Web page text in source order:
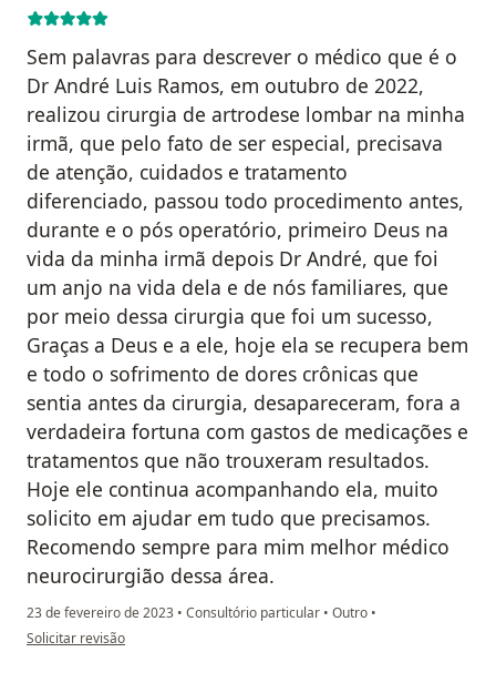
Sem palavras para descrever o médico que é o
Dr André Luis Ramos, em outubro de 2022,
realizou cirurgia de artrodese lombar na minha
irmã, que pelo fato de ser especial, precisava
de atenção, cuidados e tratamento
diferenciado, passou todo procedimento antes,
durante e o pós operatório, primeiro Deus na
vida da minha irmã depois Dr André, que foi
um anjo na vida dela e de nós familiares, que
por meio dessa cirurgia que foi um sucesso,
Graças a Deus e a ele, hoje ela se recupera bem
e todo o sofrimento de dores crônicas que
sentia antes da cirurgia, desapareceram, fora a
verdadeira fortuna com gastos de medicações e
tratamentos que não trouxeram resultados.
Hoje ele continua acompanhando ela, muito
solicito em ajudar em tudo que precisamos.
Recomendo sempre para mim melhor médico
neurocirurgião dessa área.
23 de fevereiro de 2023 • Consultório particular • Outro •
na opinião do utilizador Elza O dos Santos Nicolau
Solicitar revisão